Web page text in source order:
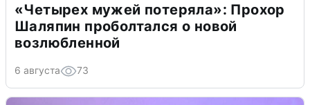
«Четырех мужей потеряла»: Прохор
Шаляпин проболтался о новой
возлюбленной
6 августа 73